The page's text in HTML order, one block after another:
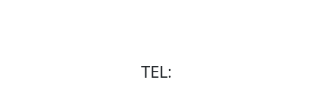
TEL: